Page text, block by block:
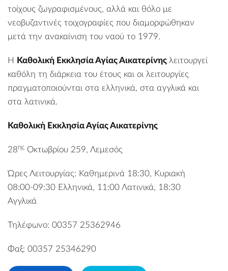
τοίχους ζωγραφισμένους, αλλά και θόλο με
νεοβυζαντινές τοιχογραφίες που διαμορφώθηκαν
μετά την ανακαίνιση του ναού το 1979.
Η Καθολική Εκκλησία Αγίας Αικατερίνης λειτουργεί
καθόλη τη διάρκεια του έτους και οι λειτουργίες
πραγματοποιούνται στα ελληνικά, στα αγγλικά και
στα λατινικά.
Καθολική Εκκλησία Αγίας Αικατερίνης
28ης Οκτωβρίου 259, Λεμεσός
Ώρες Λειτουργίας: Καθημερινά 18:30, Κυριακή
08:00-09:30 Ελληνικά, 11:00 Λατινικά, 18:30
Αγγλικά
Τηλέφωνο: 00357 25362946
Φαξ: 00357 25346290